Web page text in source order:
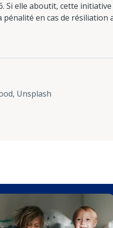
Si elle aboutit, cette
en cas de
Unsplash